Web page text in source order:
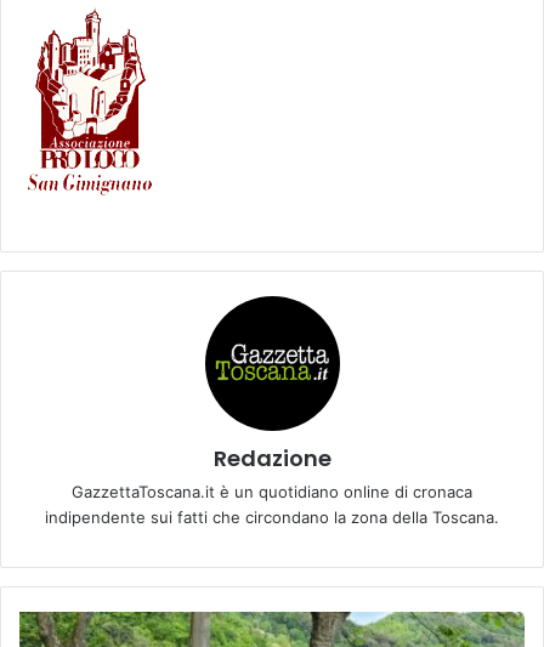
Redazione
GazzettaToscana.it è un quotidiano online di cronaca
indipendente sui fatti che circondano la zona della Toscana.
L